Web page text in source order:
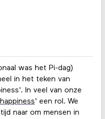
was het Pi-dag)
in het teken van
In veel van onze
' een rol. We
naar om mensen in